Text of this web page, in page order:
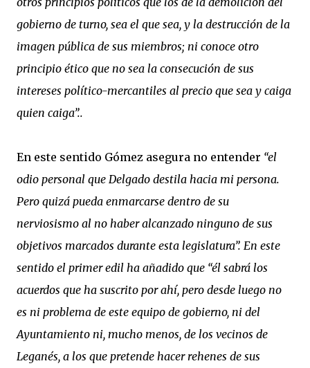
gobierno de turno, sea el que sea, y la destrucción de la
imagen pública de sus miembros; ni conoce otro
principio ético que no sea la consecución de sus
intereses político-mercantiles al precio que sea y caiga
quien caiga”..
En este sentido Gómez asegura no entender “el
odio personal que Delgado destila hacia mi persona.
Pero quizá pueda enmarcarse dentro de su
nerviosismo al no haber alcanzado ninguno de sus
objetivos marcados durante esta legislatura”. En este
sentido el primer edil ha añadido que “él sabrá los
acuerdos que ha suscrito por ahí, pero desde luego no
es ni problema de este equipo de gobierno, ni del
Ayuntamiento ni, mucho menos, de los vecinos de
Leganés, a los que pretende hacer rehenes de sus